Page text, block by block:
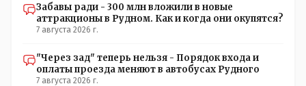
Забавы ради - 300 млн вложили в новые
аттракционы в Рудном. Как и когда они окупятся?
7 августа 2026 г.
"Через зад" теперь нельзя - Порядок входа и
оплаты проезда меняют в автобусах Рудного
7 августа 2026 г.